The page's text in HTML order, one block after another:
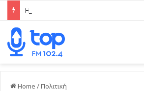
Home /Πολιτική